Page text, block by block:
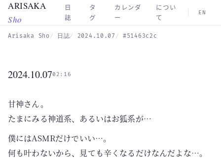
Skip to main content
ARISAKA
Sho
日
誌
タ
グ
カレンダ
ー
につい
て
EN
Arisaka Sho 日誌 2024.10.07 #51463c2c
2024.10.0702:16
甘神さん。
たまにみる神道系、あるいはお狐系が…
僕にはASMRだけでいい…。
何も叶わないから、見ても辛くなるだけなんだよな…。